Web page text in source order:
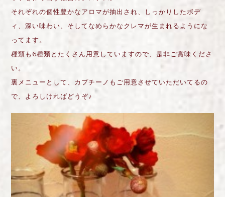
それぞれの個性豊かなアロマが抽出され、しっかりしたボデ
ィ、深い味わい、そしてなめらかなクレマが生まれるようにな
ってます。
種類も6種類とたくさん用意していますので、是非ご賞味くださ
い。
裏メニューとして、カプチーノもご用意させていただいてるの
で、よろしければどうぞ♪